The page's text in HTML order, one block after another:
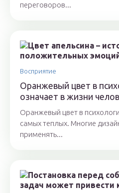
переговоров...
Восприятие
Оранжевый цвет в
означает в жизни
Оранжевый цвет в
самых теплых. Многие
применять...